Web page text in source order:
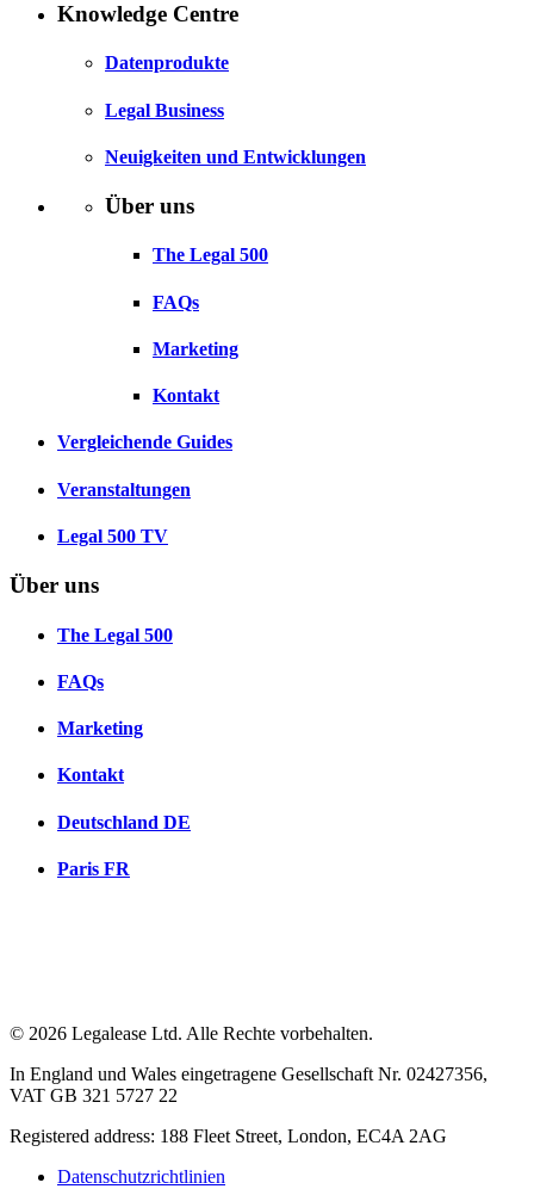
Knowledge Centre
Datenprodukte
Legal Business
Neuigkeiten und Entwicklungen
Über uns
The Legal 500
FAQs
Marketing
Kontakt
Vergleichende Guides
Veranstaltungen
Legal 500 TV
Über uns
The Legal 500
FAQs
Marketing
Kontakt
Deutschland DE
Paris FR
© 2026 Legalease Ltd. Alle Rechte vorbehalten.
In England und Wales eingetragene Gesellschaft Nr. 02427356,
VAT GB 321 5727 22
Registered address: 188 Fleet Street, London, EC4A 2AG
Datenschutzrichtlinien